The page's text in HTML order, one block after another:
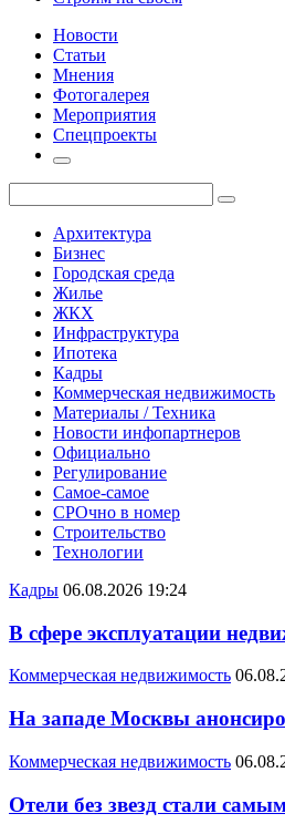
Новости
Статьи
Мнения
Фотогалерея
Мероприятия
Спецпроекты
Архитектура
Бизнес
Городская среда
Жилье
ЖКХ
Инфраструктура
Ипотека
Кадры
Коммерческая недвижимость
Материалы / Техника
Новости инфопартнеров
Официально
Регулирование
Самое-самое
СРОчно в номер
Строительство
Технологии
Кадры 06.08.2026 19:24
В сфере эксплуатации
Коммерческая недвижимость
На западе Москвы
Коммерческая недвижимость
Отели без звезд стали